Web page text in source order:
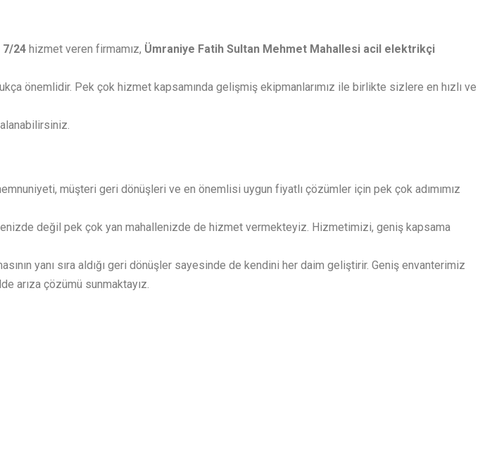
7/24 hizmet veren firmamız, Ümraniye Fatih Sultan Mehmet Mahallesi acil elektrikçi
önemlidir. Pek çok hizmet kapsamında gelişmiş ekipmanlarımız ile birlikte sizlere en hızlı ve
müşteri geri dönüşleri ve en önemlisi uygun fiyatlı çözümler için pek çok adımımız
değil pek çok yan mahallenizde de hizmet vermekteyiz. Hizmetimizi, geniş kapsama
yanı sıra aldığı geri dönüşler sayesinde de kendini her daim geliştirir. Geniş envanterimiz
arıza çözümü sunmaktayız.